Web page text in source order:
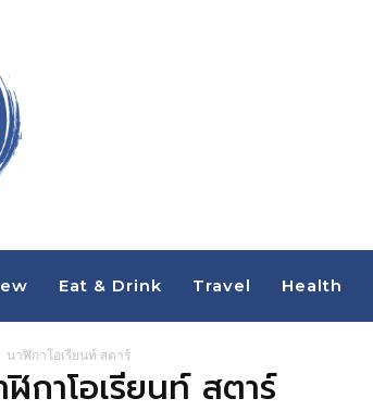
Eat & Drink Travel Health
นาฬิกาโอเรียนท์ สตาร์
กาโอเรียนท์ สตาร์